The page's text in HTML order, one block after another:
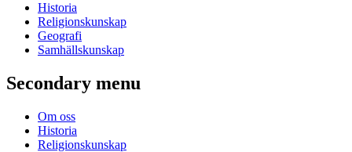
Historia
Religionskunskap
Geografi
Samhällskunskap
Secondary menu
Om oss
Historia
Religionskunskap